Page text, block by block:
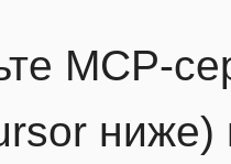
MCP-
ниже)